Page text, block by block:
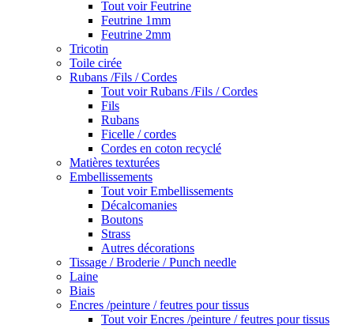
Tout voir Feutrine
Feutrine 1mm
Feutrine 2mm
Tricotin
Toile cirée
Rubans /Fils / Cordes
Tout voir Rubans /Fils / Cordes
Fils
Rubans
Ficelle / cordes
Cordes en coton recyclé
Matières texturées
Embellissements
Tout voir Embellissements
Décalcomanies
Boutons
Strass
Autres décorations
Tissage / Broderie / Punch needle
Laine
Biais
Encres /peinture / feutres pour tissus
Tout voir Encres /peinture / feutres pour tissus